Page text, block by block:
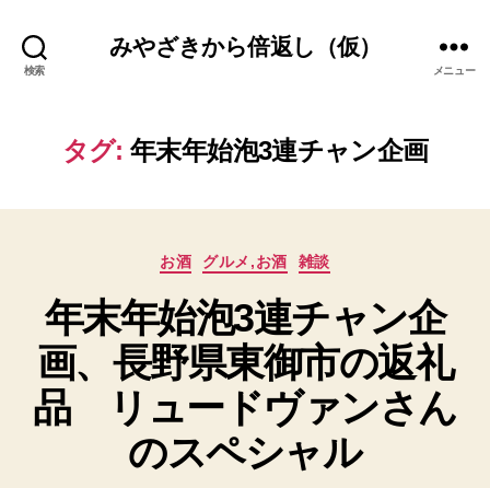
検索
みやざきから倍返し（仮）
メニュー
タグ: 年末年始泡3連チャン企画
カ
ゴ
リ
ー
お酒 グルメ,お酒 雑談
年末年始泡3連チャン企
画、長野県東御市の返礼
品 リュードヴァンさん
のスペシャル